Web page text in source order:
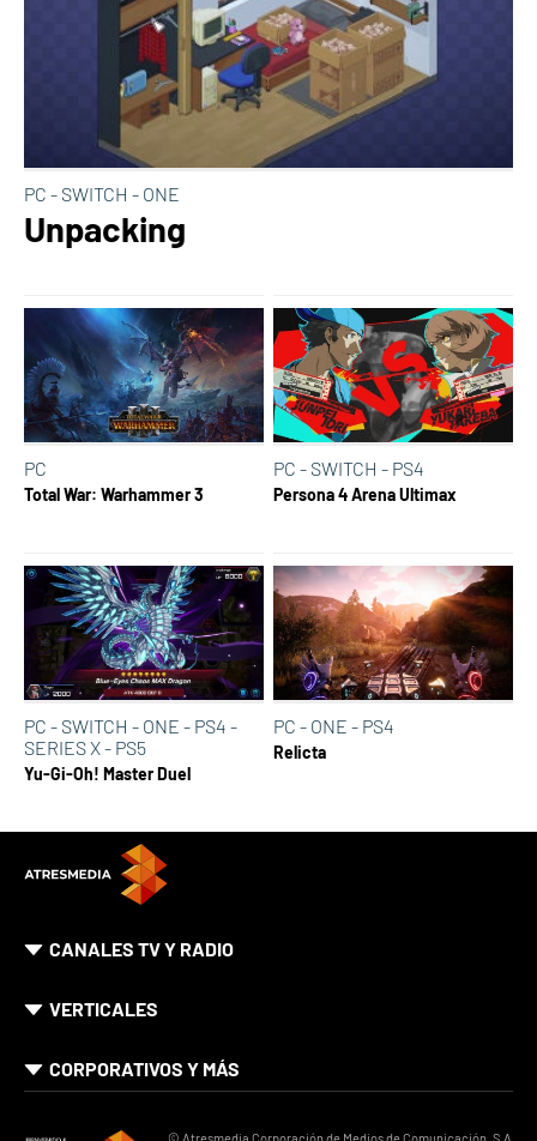
PC - SWITCH - ONE
Unpacking
PC
Total War: Warhammer 3
PC - SWITCH - PS4
Persona 4 Arena Ultimax
PC - SWITCH - ONE - PS4 -
SERIES X - PS5
Yu-Gi-Oh! Master Duel
PC - ONE - PS4
Relicta
CANALES TV Y RADIO
VERTICALES
CORPORATIVOS Y MÁS